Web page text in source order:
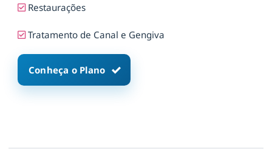
Restaurações
Tratamento de Canal e Gengiva
Conheça o Plano